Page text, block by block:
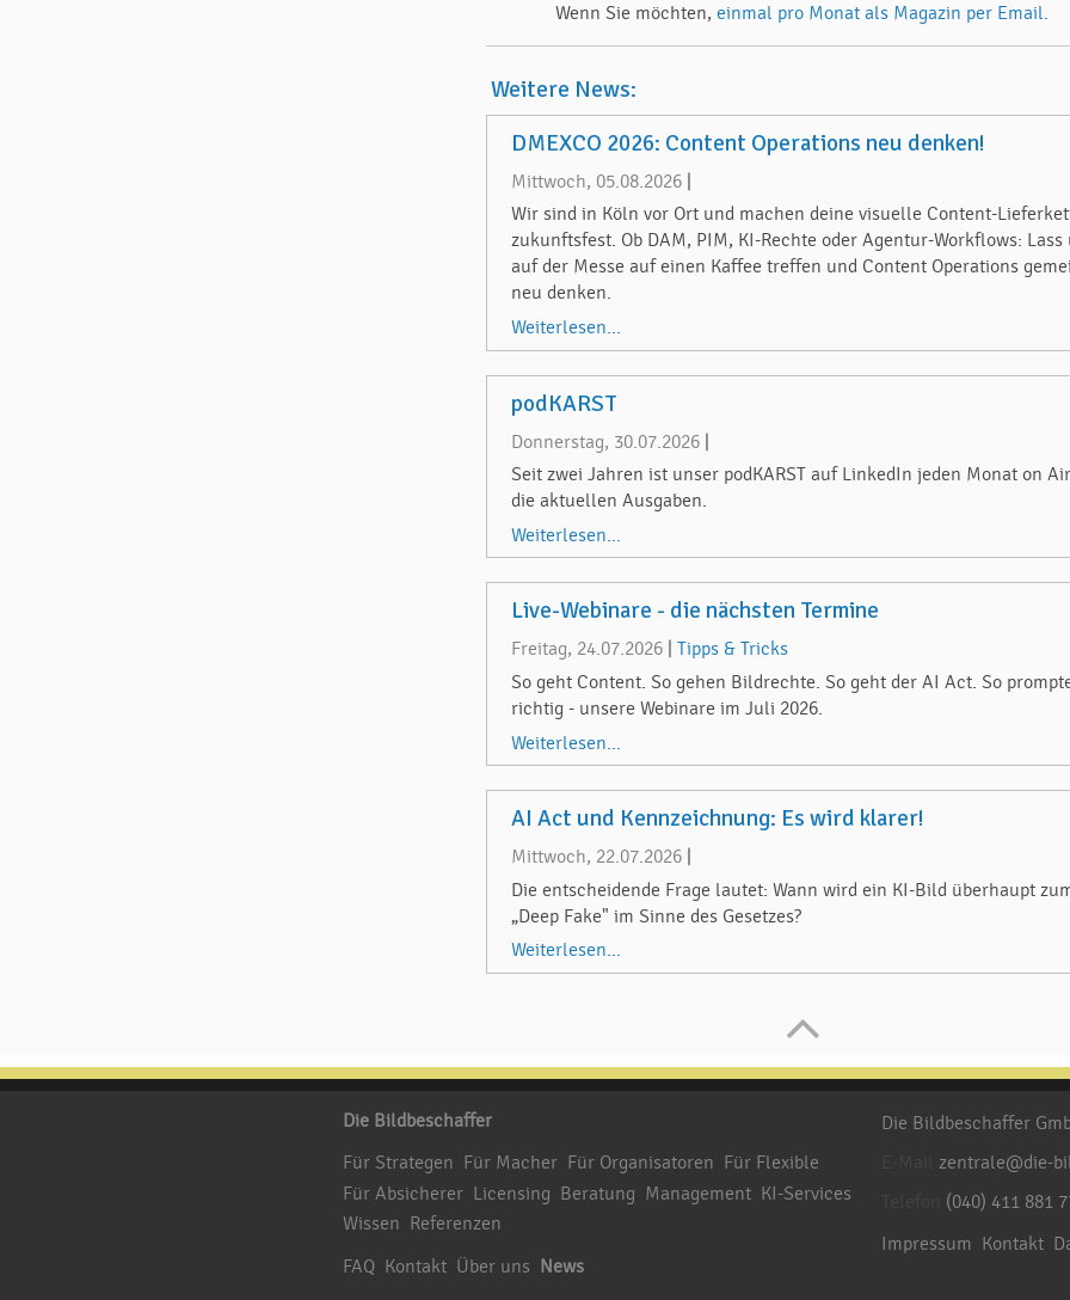
Wenn Sie möchten,einmal pro Monat als Magazin per Email.
Weitere News:
DMEXCO 2026: Content Operations neu denken!
Mittwoch, 05.08.2026
Wir sind in Köln vor Ort und machen deine visuelle Content-
zukunftsfest. Ob DAM, PIM, KI-Rechte oder Agentur-Workflows: Lass
auf der Messe auf einen Kaffee treffen und Content Operations
neu denken.
Weiterlesen...
podKARST
Donnerstag, 30.07.2026
Seit zwei Jahren ist unser podKARST auf LinkedIn jeden Monat on
die aktuellen Ausgaben.
Weiterlesen...
Live-Webinare - die nächsten Termine
Freitag, 24.07.2026 |Tipps & Tricks
So geht Content. So gehen Bildrechte. So geht der AI Act. So
richtig - unsere Webinare im Juli 2026.
Weiterlesen...
AI Act und Kennzeichnung: Es wird klarer!
Mittwoch, 22.07.2026
Die entscheidende Frage lautet: Wann wird ein KI-Bild überhaupt
„Deep Fake" im Sinne des Gesetzes?
Weiterlesen...
Die Bildbeschaffer
Für Strategen Für Macher Für Organisatoren Für Flexible
Für Absicherer Licensing Beratung Management KI-Services
Wissen
Referenzen
FAQ Kontakt Über uns News
Die Bildbeschaffer
zentrale@die-
(040) 411 881
Impressum Kontakt